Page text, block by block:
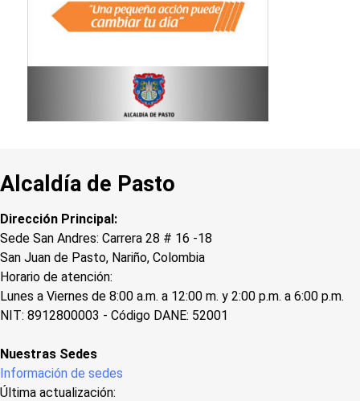
Alcaldía de Pasto
Dirección Principal:
Sede San Andres: Carrera 28 # 16 -18
San Juan de Pasto, Nariño, Colombia
Horario de atención:
Lunes a Viernes de 8:00 a.m. a 12:00 m. y 2:00 p.m. a 6:00 p.m.
NIT: 8912800003 - Código DANE: 52001
Nuestras Sedes
Información de sedes
Última actualización: